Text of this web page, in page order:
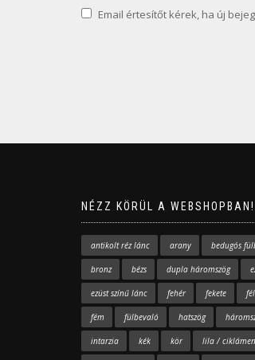
Email értesítőt kérek, ha új
NÉZZ KÖRÜL A WEBSHOPBAN!
antikolt réz lánc arany bedugós
bronz bézs dupla háromszög
ezüst színű lánc fehér fekete
fém fülbevaló hatszög
intarzia kék kör lila / ciklámen